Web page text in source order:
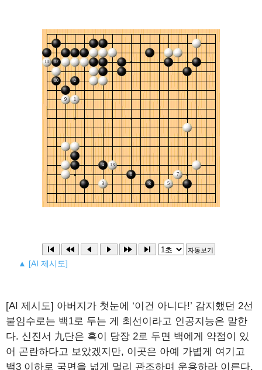
▲ [AI 제시도]
[AI 제시도] 아버지가 첫눈에 ‘이건 아니다!’ 감지했던 2선
붙임수로는 백1로 두는 게 최선이라고 인공지능은 말한
다. 신진서 九단은 흑이 당장 2로 두면 백에게 약점이 있
어 곤란하다고 보았겠지만, 이곳은 아예 가볍게 여기고
백3 이하로 국면을 넓게 멀리 관조하며 운용하라 이른다.